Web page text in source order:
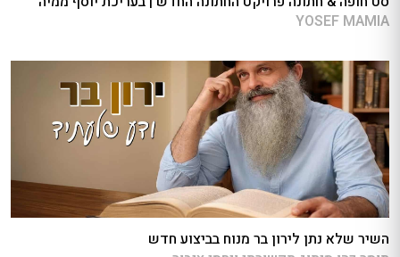
YOSEF MAMIA
השיר שלא נתן לירון בר מנוח בביצוע חדש